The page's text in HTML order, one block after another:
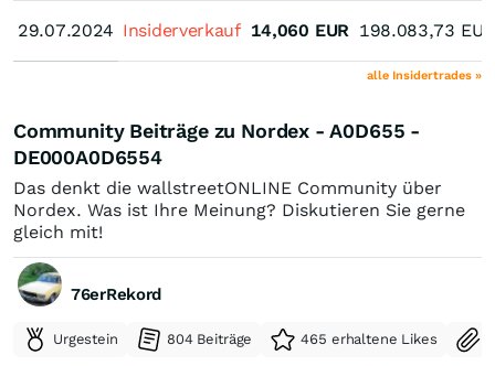
29.07.2024
29.07.2024 Insiderverkauf 14,060 EUR 198.083,73 EUR
alle Insidertrades »
Community Beiträge zu Nordex - A0D655 -
DE000A0D6554
Das denkt die wallstreetONLINE Community über
Nordex. Was ist Ihre Meinung? Diskutieren Sie gerne
gleich mit!
76erRekord
Urgestein 804 Beiträge 465 erhaltene Likes